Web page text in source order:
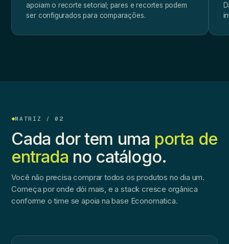
apoiam o recorte setorial; pares e recortes podem
ser configurados para comparações.
MATRIZ / 02
Cada dor tem uma porta de
entrada no catálogo.
Você não precisa comprar todos os produtos no dia um.
Começa por onde dói mais, e a stack cresce orgânica
conforme o time se apoia na base Economatica.